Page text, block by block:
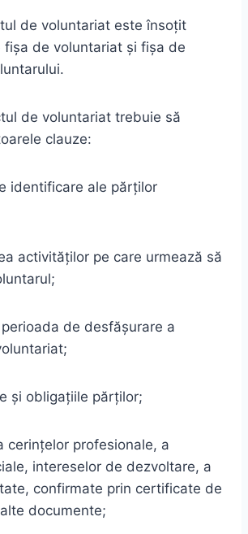
de voluntariat este însoţit
fişa de voluntariat şi fişa de
de voluntariat trebuie să
clauze:
identificare ale părţilor
activităţilor pe care urmează să
de desfăşurare a
şi obligaţiile părţilor;
profesionale, a
intereselor de dezvoltare, a
confirmate prin certificate de
documente;